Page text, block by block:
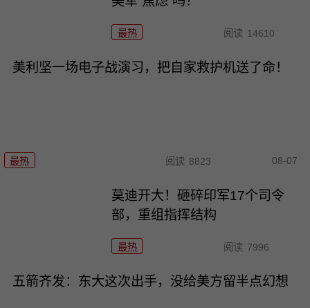
最热 阅读 14610
美利坚一场电子战演习，把自家救护机送了命！
最热 阅读 8823 08-07
莫迪开大！砸碎印军17个司令
部，重组指挥结构
最热 阅读 7996
五箭齐发：东大这次出手，没给美方留半点幻想